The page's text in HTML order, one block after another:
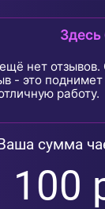
нет
- это
работу.
Ваша сумма